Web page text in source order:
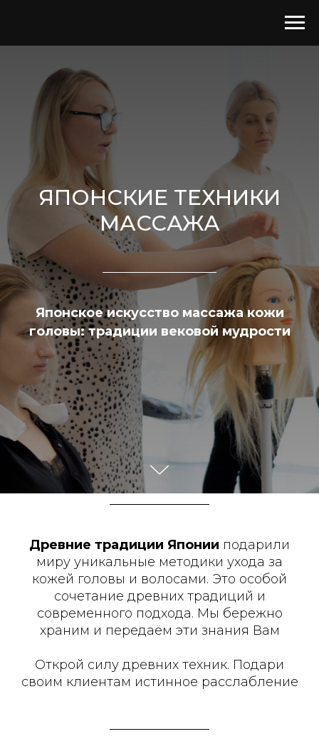
ЯПОНСКИЕ ТЕХНИКИ
МАССАЖА
Японское искусство массажа кожи
головы: традиции вековой мудрости
Древние традиции Японии подарили
миру уникальные методики ухода за
кожей головы и волосами. Это особой
сочетание древних традиций и
современного подхода. Мы бережно
храним и передаём эти знания Вам
Открой силу древних техник. Подари
своим клиентам истинное расслабление